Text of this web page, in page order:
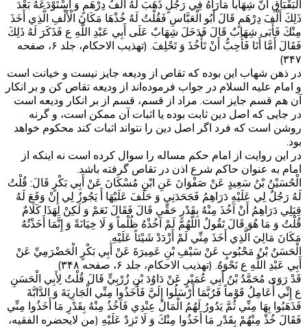
الْبَقْبَاقِ أَنَّ شِهَاباً مَارَاهُ فِي رَجُلٍ ذَهَبَ لَهُ أَلْفُ دِرْهَمٍ وَ اسْتَوْدَعَهُ بَعْدَ
ذَلِكَ أَلْفَ دِرْهَمٍ قَالَ أَبُو الْعَبَّاسِ فَقُلْتُ لَهُ خُذْهَا مَكَانَ الْأَلْفِ الَّذِي أَخَذَ
مِنْكَ فَأَبَى شِهَابٌ قَالَ فَدَخَلَ شِهَابٌ عَلَى أَبِي عَبْدِ اللَّهِ ع فَذَكَرَ لَهُ ذَلِكَ
فَقَالَ أَمَّا أَنَا فَأُحِبُّ أَنْ تَأْخُذَ وَ تَحْلِفَ. (تهذیب الاحکام، جلد ۶، صفحه
۳۴۷)
در ذهن شهاب این بوده که تقاص از ودیعه جایز نیست و خیانت است
و امام علیه السلام در جواب فرموده‌اند از ودیعه تقاص کن و بر انکار
آن هم قسم جایز است. مراد از قسم، قسم از بر انکار ودیعه است
در جایی که اصل دین ثابت بوده یا اثبات آن ممکن است، و گرنه
روشن است که فرد اگر اصل دین را نتواند اثبات کند محکوم خواهد
بود.
در این روایت از امام حکم مساله را سوال کرده است نه اینکه از
امام به عنوان حاکم شرع اذن در تقاص گرفته باشد.
الْحُسَيْنُ بْنُ سَعِيدٍ عَنْ صَفْوَانَ عَنِ ابْنِ مُسْكَانَ عَنْ أَبِي بَكْرٍ قَالَ: قُلْتُ
لَهُ رَجُلٌ لِي عَلَيْهِ دَرَاهِمُ فَجَحَدَنِي وَ حَلَفَ عَلَيْهَا أَ يَجُوزُ لِي إِنْ وَقَعَ لَهُ
قِبَلِي دَرَاهِمُ أَنْ آخُذَ مِنْهُ بِقَدْرِ حَقِّي قَالَ فَقَالَ نَعَمْ وَ لَكِنْ لِهَذَا كَلَامٌ
قُلْتُ وَ مَا هُوَ قَالَ تَقُولُ اللَّهُمَّ لَمْ آخُذْهُ ظُلْماً وَ لَا خِيَانَةً وَ إِنَّمَا أَخَذْتُهُ
مَكَانَ مَالِيَ الَّذِي أَخَذَ مِنِّي لَمْ أَزْدَدْ شَيْئاً عَلَيْهِ.
الْحَسَنُ بْنُ مَحْبُوبٍ عَنْ سَيْفِ بْنِ عَمِيرَةَ عَنْ أَبِي بَكْرٍ الْحَضْرَمِيِّ عَنْ
أَبِي عَبْدِ اللَّهِ ع نَحْوَهُ. (تهذیب الاحکام، جلد ۶، صفحه ۳۴۸)
قَدْ رَوَى مُحَمَّدُ بْنُ أَبِي عُمَيْرٍ عَنْ دَاوُدَ بْنِ زُرْبِيٍّ قَالَ قُلْتُ لِأَبِي الْحَسَنِ
ع إِنِّي أُعَامِلُ قَوْماً فَرُبَّمَا أَرْسَلُوا إِلَيَّ فَأَخَذُوا مِنِّي الْجَارِيَةَ وَ الدَّابَّةَ
فَذَهَبُوا بِهَا مِنِّي ثُمَّ يَدُورُ لَهُمُ الْمَالُ عِنْدِي فَآخُذُ مِنْهُ بِقَدْرِ مَا أَخَذُوا مِنِّي
فَقَالَ خُذْ مِنْهُمْ بِقَدْرِ مَا أَخَذُوا مِنْكَ وَ لَا تَزِدْ عَلَيْهِ‌ (من لایحضره الفقیه،